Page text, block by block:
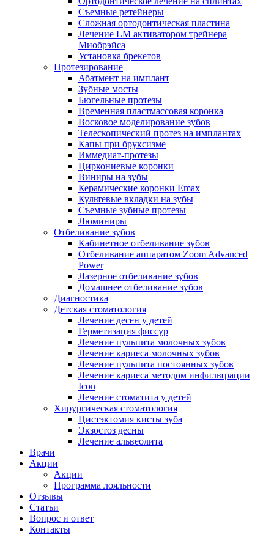
Съемные ретейнеры
Сложная ортодонтическая пластина
Лечение LM активатором трейнера
Миобрэйса
Установка брекетов
Протезирование
Абатмент на имплант
Зубные мосты
Бюгельные протезы
Временная пластмассовая коронка
Восковое моделирование зубов
Телескопический протез на имплантах
Капы при бруксизме
Иммедиат-протезы
Циркониевые коронки
Виниры на зубы
Керамические коронки Emax
Культевые вкладки на зубы
Съемные зубные протезы
Люминиры
Отбеливание зубов
Кабинетное отбеливание зубов
Отбеливание аппаратом Zoom Advanced
Power
Лазерное отбеливание зубов
Домашнее отбеливание зубов
Диагностика
Детская стоматология
Лечение десен у детей
Герметизация фиссур
Лечение пульпита молочных зубов
Лечение кариеса молочных зубов
Лечение пульпита постоянных зубов
Лечение кариеса методом инфильтрации
Icon
Лечение стоматита у детей
Хирургическая стоматология
Цистэктомия кисты зуба
Экзостоз десны
Лечение альвеолита
Врачи
Акции
Акции
Программа лояльности
Отзывы
Статьи
Вопрос и ответ
Контакты